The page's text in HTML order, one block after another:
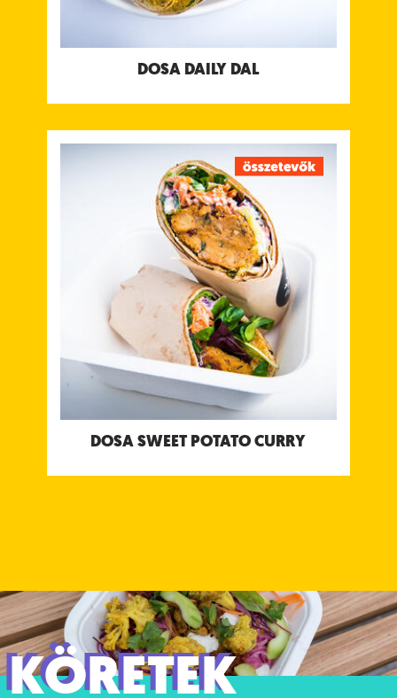
DOSA DAILY DAL
Nincs
DOSA SWEET POTATO CURRY
DOSA SWEET POTATO CURRY
Thai stílusú édesburgonya, sárgarépa és sütőtök
curry mogyoróval és lime-mal, Bengáli
Paradicsom és Kókuszjoghurt csatnival
Allergének: Mustár, Földimogyoró
KÖRETEK